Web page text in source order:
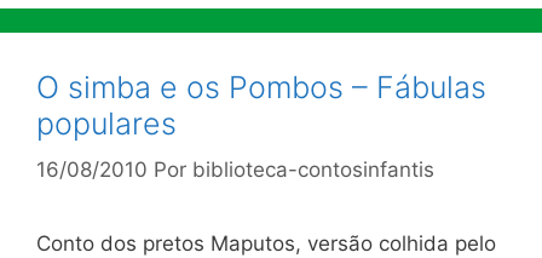
O simba e os Pombos – Fábulas
populares
16/08/2010 Por biblioteca-contosinfantis
Conto dos pretos Maputos, versão colhida pelo